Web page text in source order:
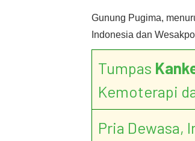
Gunung Pugima,
Indonesia dan
Tumpas
Kemoterapi
Pria Dewasa,